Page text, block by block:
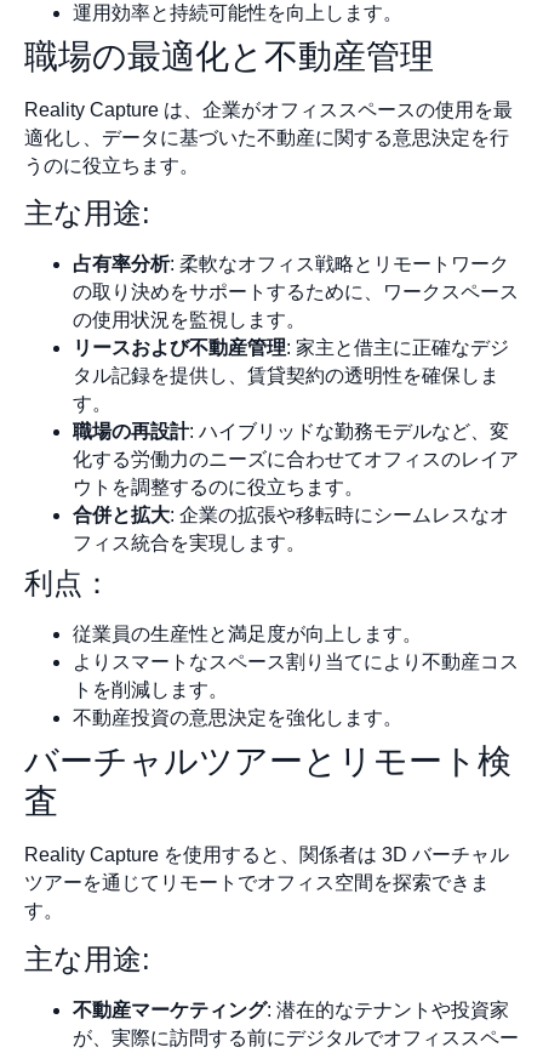
運用効率と持続可能性を向上します。
職場の最適化と不動産管理
Reality Capture は、企業がオフィススペースの使用を最
適化し、データに基づいた不動産に関する意思決定を行
うのに役立ちます。
主な用途:
占有率分析: 柔軟なオフィス戦略とリモートワーク
の取り決めをサポートするために、ワークスペース
の使用状況を監視します。
リースおよび不動産管理: 家主と借主に正確なデジ
タル記録を提供し、賃貸契約の透明性を確保しま
す。
職場の再設計: ハイブリッドな勤務モデルなど、変
化する労働力のニーズに合わせてオフィスのレイア
ウトを調整するのに役立ちます。
合併と拡大: 企業の拡張や移転時にシームレスなオ
フィス統合を実現します。
利点：
従業員の生産性と満足度が向上します。
よりスマートなスペース割り当てにより不動産コス
トを削減します。
不動産投資の意思決定を強化します。
バーチャルツアーとリモート検
査
Reality Capture を使用すると、関係者は 3D バーチャル
ツアーを通じてリモートでオフィス空間を探索できま
す。
主な用途:
不動産マーケティング: 潜在的なテナントや投資家
が、実際に訪問する前にデジタルでオフィススペー